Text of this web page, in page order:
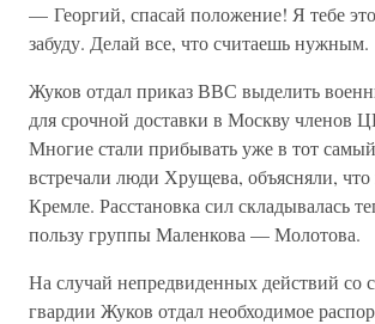
— Георгий, спасай положение! Я тебе
забуду. Делай все, что считаешь нужным.
Жуков отдал приказ ВВС выделить
для срочной доставки в Москву членов
Многие стали прибывать уже в тот
встречали люди Хрущева, объясняли, что
Кремле. Расстановка сил складывалась
пользу группы Маленкова — Молотова.
На случай непредвиденных действий со
гвардии Жуков отдал необходимое